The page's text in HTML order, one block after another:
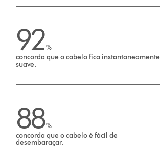
92%
concorda que o cabelo fica instantaneamente
suave.
88%
concorda que o cabelo é fácil de
desembaraçar.